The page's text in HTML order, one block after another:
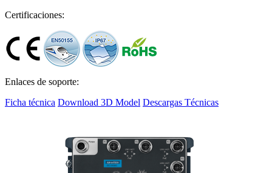
Certificaciones:
Enlaces de soporte:
Ficha técnica Download 3D Model Descargas Técnicas